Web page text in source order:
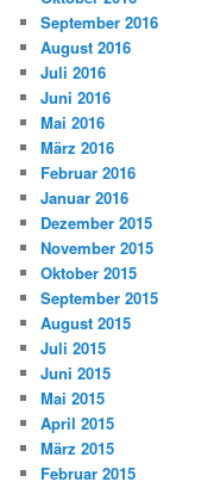
September 2016
August 2016
Juli 2016
Juni 2016
Mai 2016
März 2016
Februar 2016
Januar 2016
Dezember 2015
November 2015
Oktober 2015
September 2015
August 2015
Juli 2015
Juni 2015
Mai 2015
April 2015
März 2015
Februar 2015